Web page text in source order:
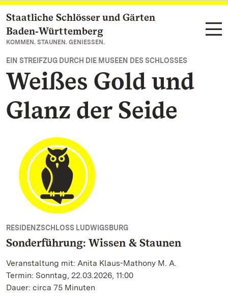
Zum Hauptinhalt springen
Staatliche Schlösser und Gärten
Baden‑Württemberg
KOMMEN. STAUNEN. GENIESSEN.
EIN STREIFZUG DURCH DIE MUSEEN DES SCHLOSSES
Weißes Gold und
Glanz der Seide
RESIDENZSCHLOSS LUDWIGSBURG
Sonderführung: Wissen & Staunen
Veranstaltung mit: Anita Klaus-Mathony M. A.
Termin: Sonntag, 22.03.2026, 11:00
Dauer: circa 75 Minuten